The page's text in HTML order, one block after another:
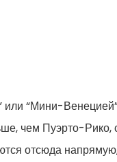
“Мини-
чем Пуэрто-
отсюда